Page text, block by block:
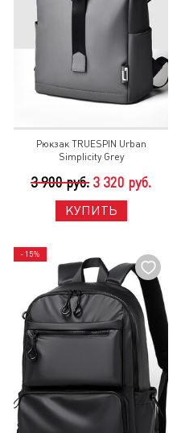
Рюкзак TRUESPIN Urban
Simplicity Grey
3 900 руб. 3 320 руб.
КУПИТЬ
- 15%